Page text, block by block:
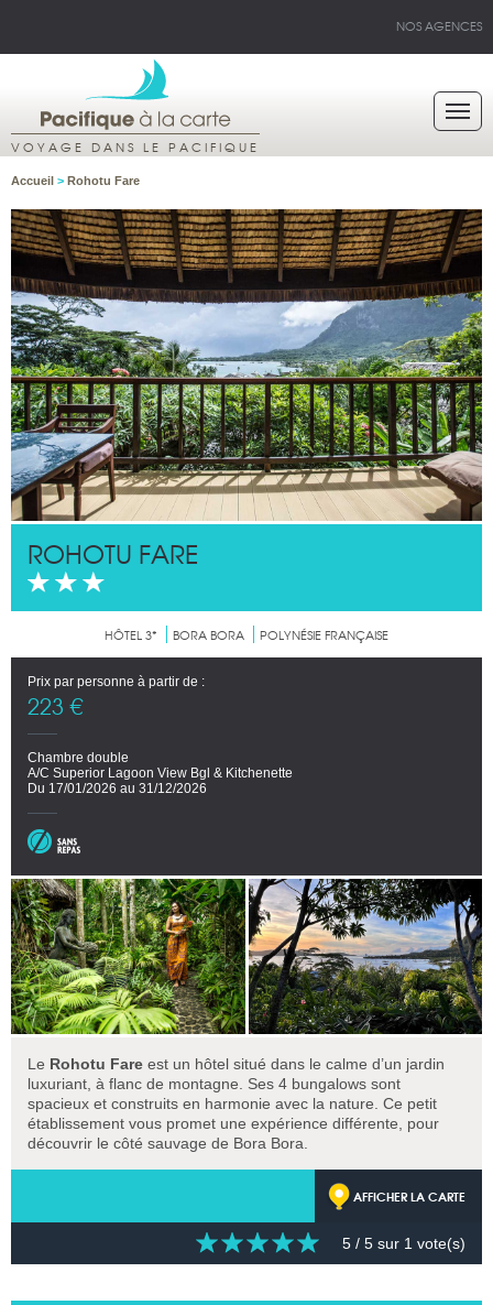
NOS AGENCES
VOYAGE DANS LE PACIFIQUE
Accueil > Rohotu Fare
ROHOTU FARE
HÔTEL 3* BORA BORA POLYNÉSIE FRANÇAISE
Prix par personne à partir de :
223 €
Chambre double
A/C Superior Lagoon View Bgl & Kitchenette
Du 17/01/2026 au 31/12/2026
Le Rohotu Fare est un hôtel situé dans le calme d’un jardin
luxuriant, à flanc de montagne. Ses 4 bungalows sont
spacieux et construits en harmonie avec la nature. Ce petit
établissement vous promet une expérience différente, pour
découvrir le côté sauvage de Bora Bora.
AFFICHER LA CARTE
5 / 5 sur 1 vote(s)